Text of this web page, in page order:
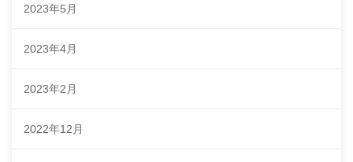
2023年5月
2023年4月
2023年2月
2022年12月